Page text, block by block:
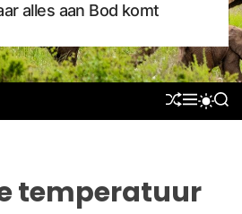
alles aan Bod komt
S
E
M S
W
C
S
temperatuur